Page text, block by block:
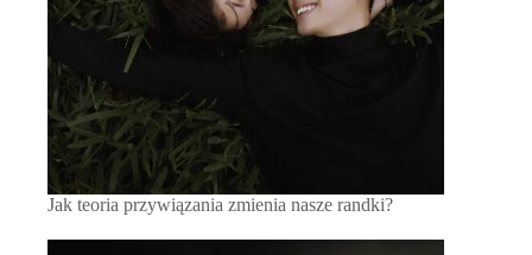
Jak teoria przywiązania zmienia nasze randki?